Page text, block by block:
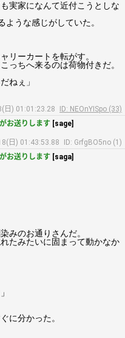
実家になんて近付こうとしな
うな感じがしていた。
リーカートを転がす。
っちへ来るのは荷物付きだ。
ねぇ」
日) 01:01:23.28
ID: NEOnYISpo (33)
お送りします [sage]
日) 01:43:53.88
ID: GrfgBO5no (1)
お送りします [saga]
みのお通りさんだ。
たみたいに固まって動かなか
に分かった。